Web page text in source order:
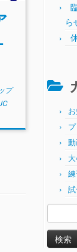
プ
ら
索: